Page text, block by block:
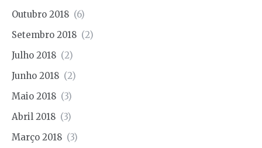
Outubro 2018 (6)
Setembro 2018 (2)
Julho 2018 (2)
Junho 2018 (2)
Maio 2018 (3)
Abril 2018 (3)
Março 2018 (3)